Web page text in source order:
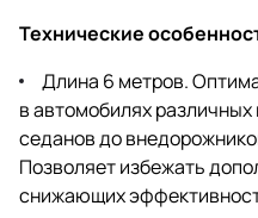
Технические
Длина 6 метров.
в автомобилях
седанов до
Позволяет избежать
снижающих